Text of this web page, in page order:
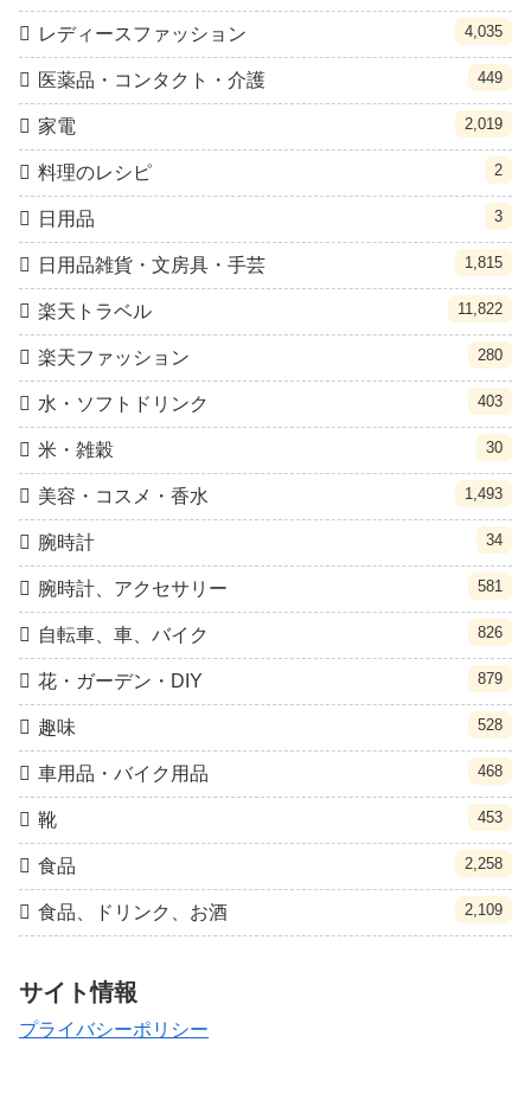
レディースファッション 4,035
医薬品・コンタクト・介護 449
家電 2,019
料理のレシピ 2
日用品 3
日用品雑貨・文房具・手芸 1,815
楽天トラベル 11,822
楽天ファッション 280
水・ソフトドリンク 403
米・雑穀 30
美容・コスメ・香水 1,493
腕時計 34
腕時計、アクセサリー 581
自転車、車、バイク 826
花・ガーデン・DIY 879
趣味 528
車用品・バイク用品 468
靴 453
食品 2,258
食品、ドリンク、お酒 2,109
サイト情報
プライバシーポリシー